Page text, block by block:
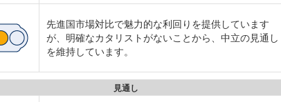
先進国市場対比で魅力的な利回りを提供しています
が、明確なカタリストがないことから、中立の見通し
を維持しています。
見通し